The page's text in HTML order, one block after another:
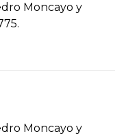
Moncayo y
Moncayo y